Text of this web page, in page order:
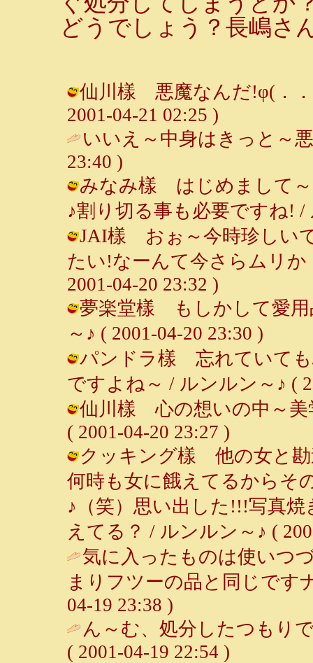
どうでしょう？長嶋さ
仙川樣 悪魔なんだ!φ(．
2001-04-21 02:25 )
いいえ～中身はきっと
23:40 )
みなみ樣 はじめまして
♪割り切る事も必要ですね! /
JAI樣 おぉ～今時珍しい
たい!なーんて今さらムリ
2001-04-20 23:32 )
夢楽堂樣 もしかして愛用
～♪ ( 2001-04-20 23:30 )
パンドラ樣 忘れていて
ですよね～ / ルンルン～♪ (
仙川樣 心の想いの中～美
( 2001-04-20 23:27 )
クッキング樣 他の女と
何時も女に餓えてるからそ
♪（笑）思い出した!!!写真
えてる？ / ルンルン～♪ (
気に入ったものは使いつ
まりフツーの品と同じです
04-19 23:38 )
ん～む、処分したつもり
( 2001-04-19 22:54 )